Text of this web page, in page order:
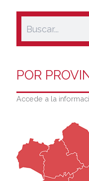
POR
Accede a la